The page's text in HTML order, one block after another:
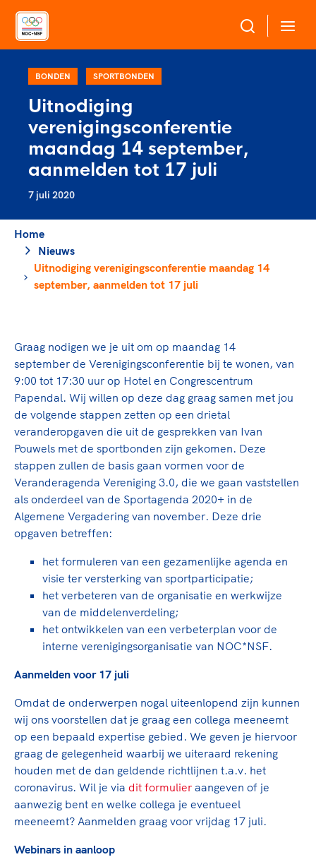
Over NOC*NSF
Sportagenda 2032
Algemene Vergadering
Merkbescherming NOC*NSF
Onze partners
Geven aan Sport
Sportonderzoek
Sportakkoord II
Game Changer
TeamNL kids
Olympische geschiedenis
Nieuwspagina
Columns
Sport gaat niet vanzelf
Sport verenigt. Op sportclubs, pleintjes, tijdens
een rondje fietsen, door samen te skaten of naar
de sportschool te gaan. Door samen te juichen
Groot en het Nederlands Elftal. Of met trots te
genieten van de karatewedstrijd van je dochter,
de halve marathon van je moeder of de
hockeywedstrijd van je buurjongen.
Lees verder
Sportdeelname
Bonden en professionals in de sport
Beleidsmedewerkers
Clubbestuurders
Coördinatoren en opleiders
Trainer-coaches
Officials
Diversiteit en inclusie
Gezonde sportomgeving
Duurzaamheid
Bekwaam sportkader
Vitale clubs en bestuurlijk kader
Sportmatch
Clubacties
Handboek Wet- en Regelgeving
Opleidingen en trainingen
High5 Stappenplan
Ruimte voor sport
Clubondersteuning
Beroepskrachten
Samen voor een veilige
sportomgeving
Voor welk gedrag staat de club? Wat mag wel
langs de lijn, in de kleedkamer, kantine en online?
En wat mag vooral niet? Een gedragscode geeft
hier richting aan en is dus een belangrijk
onderdeel van het clubbeleid rondom gewenst en
Voor talentvolle sporters
Atletencommissie
Paralympische Talentdag
Kennisaanbod TeamNL Experts
TeamNL Sport Science Centre
Olympische Spelen LA28
Paralympische Spelen LA28
Europese Spelen Istanbul 2027
Topsportbeleid
Maatschappelijke waarde topsport
Top teamsportcompetities
De TeamNL Academie
De TeamNL Academie biedt een leer- en
binnen TeamNL programma's: experts, coaches,
bestuurders, (technisch) directeuren, managers en
toekomstig kader.
Lees verder
Voor bonden
Pers
BONDEN SPORTBONDEN
Uitnodiging
verenigingsconferentie
maandag 14 september,
aanmelden tot 17 juli
7 juli 2020
Home
Nieuws
Uitnodiging verenigingsconferentie maandag 14
september, aanmelden tot 17 juli
Graag nodigen we je uit om op maandag 14
september de Verenigingsconferentie bij te wonen, van
9:00 tot 17:30 uur op Hotel en Congrescentrum
Papendal. Wij willen op deze dag graag samen met jou
de volgende stappen zetten op een drietal
veranderopgaven die uit de gesprekken van Ivan
Pouwels met de sportbonden zijn gekomen. Deze
stappen zullen de basis gaan vormen voor de
Veranderagenda Vereniging 3.0, die we gaan vaststellen
als onderdeel van de Sportagenda 2020+ in de
Algemene Vergadering van november. Deze drie
opgaven betreffen:
het formuleren van een gezamenlijke agenda en
visie ter versterking van sportparticipatie;
het verbeteren van de organisatie en werkwijze
van de middelenverdeling;
het ontwikkelen van een verbeterplan voor de
interne verenigingsorganisatie van NOC*NSF.
Aanmelden voor 17 juli
Omdat de onderwerpen nogal uiteenlopend zijn kunnen
wij ons voorstellen dat je graag een collega meeneemt
op een bepaald expertise gebied. We geven je hiervoor
graag de gelegenheid waarbij we uiteraard rekening
houden met de dan geldende richtlijnen t.a.v. het
coronavirus. Wil je via dit formulier aangeven of je
aanwezig bent en welke collega je eventueel
meeneemt? Aanmelden graag voor vrijdag 17 juli.
Webinars in aanloop